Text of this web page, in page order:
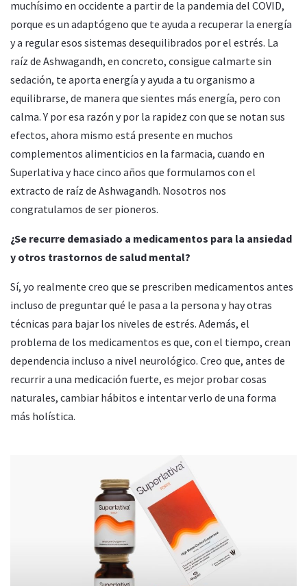
muchísimo en occidente a partir de la pandemia del COVID,
porque es un adaptógeno que te ayuda a recuperar la energía
y a regular esos sistemas desequilibrados por el estrés. La
raíz de Ashwagandh, en concreto, consigue calmarte sin
sedación, te aporta energía y ayuda a tu organismo a
equilibrarse, de manera que sientes más energía, pero con
calma. Y por esa razón y por la rapidez con que se notan sus
efectos, ahora mismo está presente en muchos
complementos alimenticios en la farmacia, cuando en
Superlativa y hace cinco años que formulamos con el
extracto de raíz de Ashwagandh. Nosotros nos
congratulamos de ser pioneros.
¿Se recurre demasiado a medicamentos para la ansiedad
y otros trastornos de salud mental?
Sí, yo realmente creo que se prescriben medicamentos antes
incluso de preguntar qué le pasa a la persona y hay otras
técnicas para bajar los niveles de estrés. Además, el
problema de los medicamentos es que, con el tiempo, crean
dependencia incluso a nivel neurológico. Creo que, antes de
recurrir a una medicación fuerte, es mejor probar cosas
naturales, cambiar hábitos e intentar verlo de una forma
más holística.